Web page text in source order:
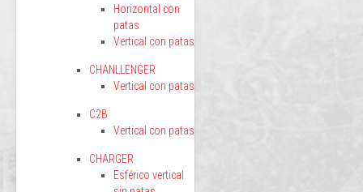
Horizontal con
patas
Vertical con patas
CHANLLENGER
Vertical con patas
C2B
Vertical con patas
CHARGER
Esférico vertical